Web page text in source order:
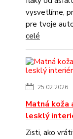
vysvetlíme,
pre tvoje
celé
25.02.2026
Matná koža
lesklý
Zisti, ako